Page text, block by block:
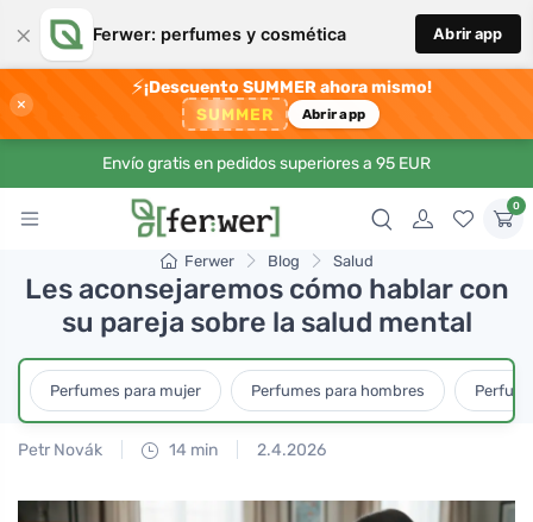
× Ferwer: perfumes y cosmética Abrir app
×
⚡¡Descuento SUMMER ahora mismo!
SUMMER Abrir app
Envío gratis en pedidos superiores a 95 EUR
0
Ferwer Blog Salud
Les aconsejaremos cómo hablar con
su pareja sobre la salud mental
Perfumes para mujer Perfumes para hombres
Petr Novák 14 min 2.4.2026